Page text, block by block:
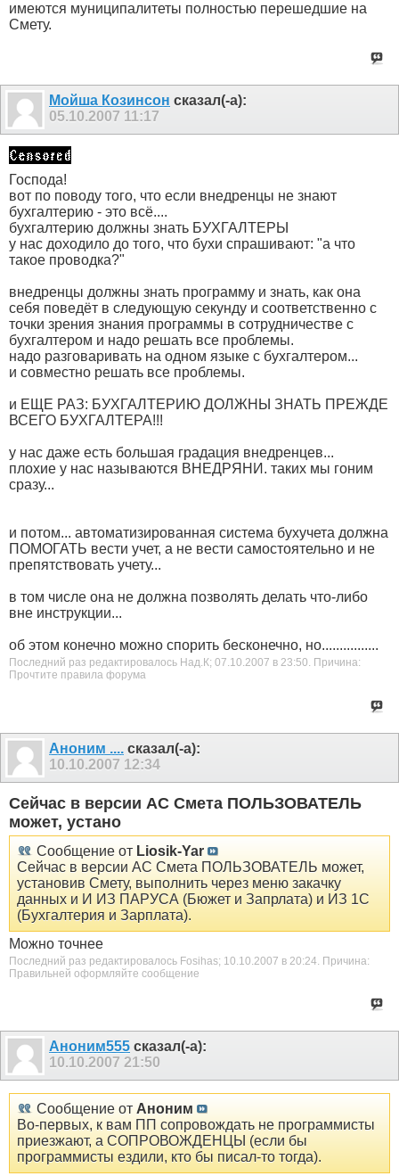
имеются муниципалитеты полностью перешедшие на
Смету.
Мойша Козинсон сказал(-а):
05.10.2007 11:17
Господа!
вот по поводу того, что если внедренцы не знают
бухгалтерию - это всё....
бухгалтерию должны знать БУХГАЛТЕРЫ
у нас доходило до того, что бухи спрашивают: "а что
такое проводка?"
внедренцы должны знать программу и знать, как она
себя поведёт в следующую секунду и соответственно с
точки зрения знания программы в сотрудничестве с
бухгалтером и надо решать все проблемы.
надо разговаривать на одном языке с бухгалтером...
и совместно решать все проблемы.
и ЕЩЕ РАЗ: БУХГАЛТЕРИЮ ДОЛЖНЫ ЗНАТЬ ПРЕЖДЕ
ВСЕГО БУХГАЛТЕРА!!!
у нас даже есть большая градация внедренцев...
плохие у нас называются ВНЕДРЯНИ. таких мы гоним
сразу...
и потом... автоматизированная система бухучета должна
ПОМОГАТЬ вести учет, а не вести самостоятельно и не
препятствовать учету...
в том числе она не должна позволять делать что-либо
вне инструкции...
об этом конечно можно спорить бесконечно, но................
Последний раз редактировалось Над.К; 07.10.2007 в 23:50. Причина:
Прочтите правила форума
Аноним .... сказал(-а):
10.10.2007 12:34
Сейчас в версии АС Смета ПОЛЬЗОВАТЕЛЬ
может, устано
Сообщение от Liosik-Yar
Сейчас в версии АС Смета ПОЛЬЗОВАТЕЛЬ может,
установив Смету, выполнить через меню закачку
данных и И ИЗ ПАРУСА (Бюжет и Запрлата) и ИЗ 1С
(Бухгалтерия и Зарплата).
Можно точнее
Последний раз редактировалось Fosihas; 10.10.2007 в 20:24. Причина:
Правильней оформляйте сообщение
Аноним555 сказал(-а):
10.10.2007 21:50
Сообщение от Аноним
Во-первых, к вам ПП сопровождать не программисты
приезжают, а СОПРОВОЖДЕНЦЫ (если бы
программисты ездили, кто бы писал-то тогда).